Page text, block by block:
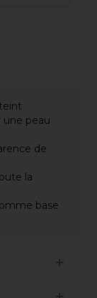
une peau
de
la
base